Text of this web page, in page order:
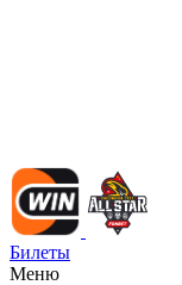
Билеты
Меню